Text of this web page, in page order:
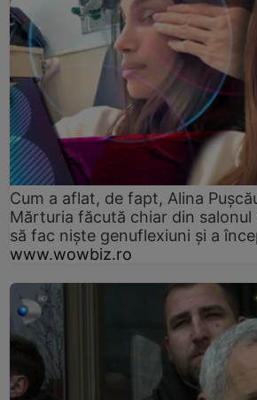
Cum a aflat, de fapt, Alina
Mărturia făcută chiar din
să fac niște genuflexiuni și a
www.wowbiz.ro